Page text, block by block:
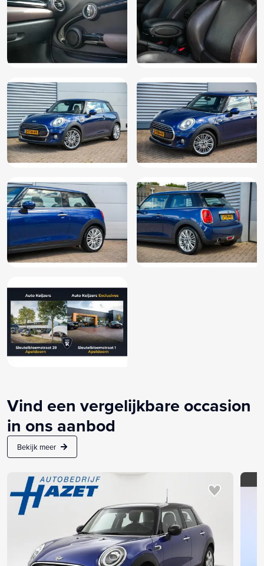
Vind een vergelijkbare occasion
in ons aanbod
Bekijk meer